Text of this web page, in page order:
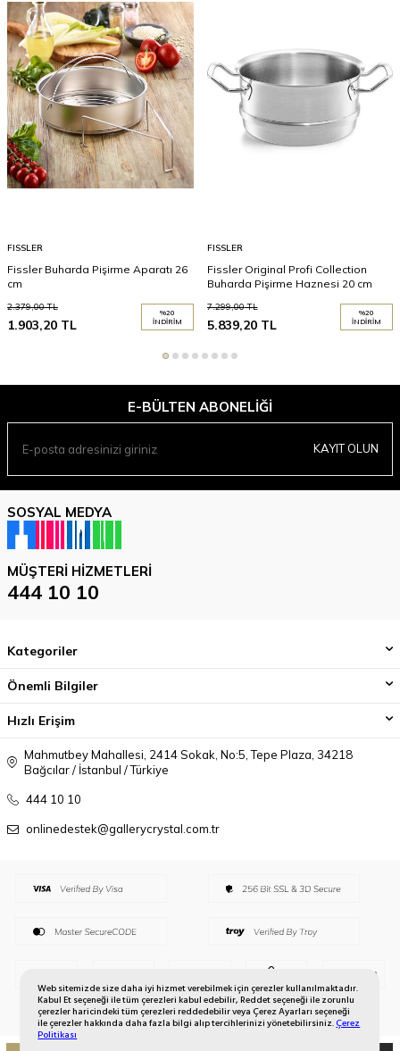
Web sitemizde size daha iyi hizmet verebilmek için çerezler kullanılmaktadır.
Kabul Et seçeneği ile tüm çerezleri kabul edebilir, Reddet seçeneği ile zorunlu
çerezler haricindeki tüm çerezleri reddedebilir veya Çerez Ayarları seçeneği
ile çerezler hakkında daha fazla bilgi alıp tercihlerinizi yönetebilirsiniz.Çerez
Politikası
FISSLER
Fissler Buharda Pişirme Aparatı 26
cm
2.379,00TL
1.903,20 TL
%20
İNDIRIM
FISSLER
Fissler Original Profi Collection
Buharda Pişirme Haznesi 20 cm
7.299,00TL
5.839,20TL
%20
İNDIRIM
E-BÜLTEN ABONELIĞI
KAYIT OLUN
SOSYAL MEDYA
MÜŞTERI HIZMETLERI
444 10 10
Kategoriler
Önemli Bilgiler
Hızlı Erişim
Mahmutbey Mahallesi, 2414 Sokak, No:5, Tepe Plaza, 34218
Bağcılar / İstanbul / Türkiye
444 10 10
onlinedestek@gallerycrystal.com.tr